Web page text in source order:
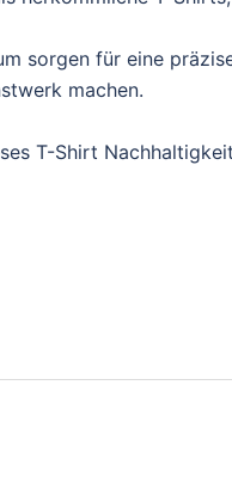
sorgen für eine
machen.
T-Shirt